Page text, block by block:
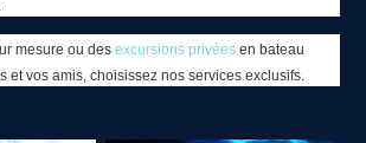
mesure ou des excursions privées en bateau
et vos amis, choisissez nos services exclusifs.